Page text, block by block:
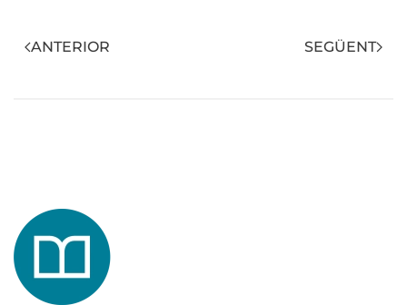
ANTERIOR SEGÜENT